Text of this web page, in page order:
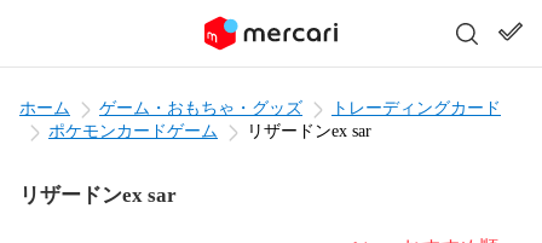
ホーム ゲーム・おもちゃ・グッズ
トレーディングカード
ポケモンカードゲーム
リザードンex sar
リザードンex sar